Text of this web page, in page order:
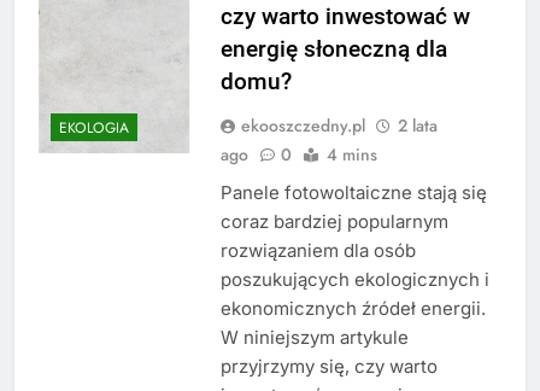
EKOLOGIA
czy warto inwestować w
energię słoneczną dla
domu?
ekooszczedny.pl
2 lata
ago
0 4 mins
Panele fotowoltaiczne stają się
coraz bardziej popularnym
rozwiązaniem dla osób
poszukujących ekologicznych i
ekonomicznych źródeł energii.
W niniejszym artykule
przyjrzymy się, czy warto